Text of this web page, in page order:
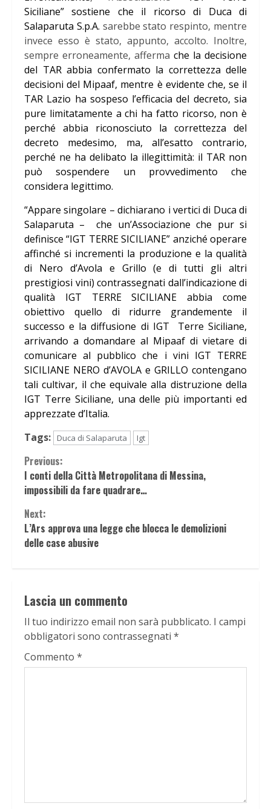
Siciliane” sostiene che il ricorso di Duca di
Salaparuta S.p.A. sarebbe stato respinto, mentre
invece esso è stato, appunto, accolto. Inoltre,
sempre erroneamente, afferma che la decisione
del TAR abbia confermato la correttezza delle
decisioni del Mipaaf, mentre è evidente che, se il
TAR Lazio ha sospeso l’efficacia del decreto, sia
pure limitatamente a chi ha fatto ricorso, non è
perché abbia riconosciuto la correttezza del
decreto medesimo, ma, all’esatto contrario,
perché ne ha delibato la illegittimità: il TAR non
può sospendere un provvedimento che
considera legittimo.
“Appare singolare – dichiarano i vertici di Duca di
Salaparuta – che un’Associazione che pur si
definisce “IGT TERRE SICILIANE” anziché operare
affinché si incrementi la produzione e la qualità
di Nero d’Avola e Grillo (e di tutti gli altri
prestigiosi vini) contrassegnati dall’indicazione di
qualità IGT TERRE SICILIANE abbia come
obiettivo quello di ridurre grandemente il
successo e la diffusione di IGT Terre Siciliane,
arrivando a domandare al Mipaaf di vietare di
comunicare al pubblico che i vini IGT TERRE
SICILIANE NERO d’AVOLA e GRILLO contengano
tali cultivar, il che equivale alla distruzione della
IGT Terre Siciliane, una delle più importanti ed
apprezzate d’Italia.
Tags:
Duca di Salaparuta Igt
Continue
Reading
Previous:
I conti della Città Metropolitana di Messina,
impossibili da fare quadrare…
Next:
L’Ars approva una legge che blocca le demolizioni
delle case abusive
Lascia un commento
Il tuo indirizzo email non sarà pubblicato. I campi
obbligatori sono contrassegnati *
Commento *